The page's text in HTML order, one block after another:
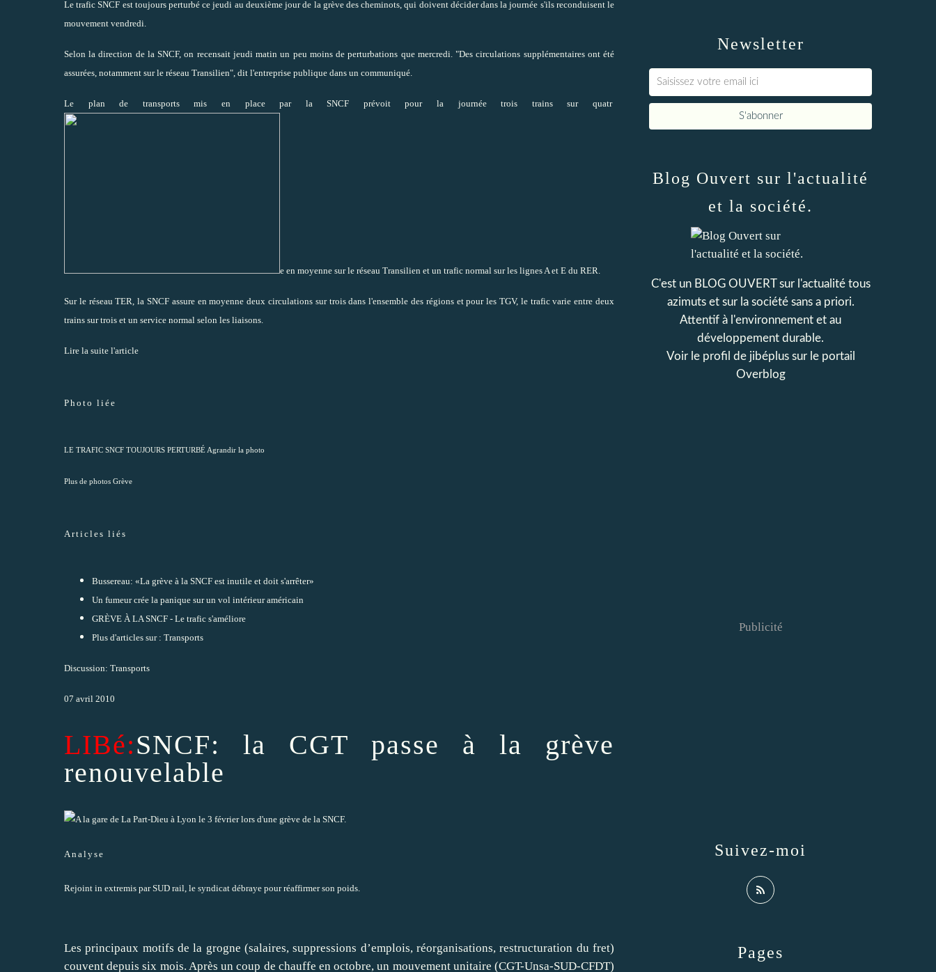
Le trafic SNCF est toujours perturbé ce jeudi au deuxième jour de la grève des cheminots, qui doivent décider dans la journée s'ils reconduisent le
mouvement vendredi.
Selon la direction de la SNCF, on recensait jeudi matin un peu moins de perturbations que mercredi. "Des circulations supplémentaires ont été
assurées, notamment sur le réseau Transilien", dit l'entreprise publique dans un communiqué.
Le plan de transports mis en place par la SNCF prévoit pour la journée trois trains sur quatr
e en moyenne sur le réseau Transilien et un trafic normal sur les lignes A et E du RER.
Sur le réseau TER, la SNCF assure en moyenne deux circulations sur trois dans l'ensemble des régions et pour les TGV, le trafic varie entre deux
trains sur trois et un service normal selon les liaisons.
Lire la suite l'article
Photo liée
LE TRAFIC SNCF TOUJOURS PERTURBÉAgrandir la photo
Plus de photos Grève
Articles liés
Bussereau: «La grève à la SNCF est inutile et doit s'arrêter»
Un fumeur crée la panique sur un vol intérieur américain
GRÈVE À LA SNCF - Le trafic s'améliore
Plus d'articles sur : Transports
Discussion: Transports
07 avril 2010
LIBé:SNCF: la CGT passe à la grève
renouvelable
Analyse
Rejoint in extremis par SUD rail, le syndicat débraye pour réaffirmer son poids.
Les principaux motifs de la grogne (salaires, suppressions d’emplois, réorganisations, restructuration du fret)
couvent depuis six mois. Après un coup de chauffe en octobre, un mouvement unitaire (CGT-Unsa-SUD-CFDT)
Newsletter
Pages
Blog Ouvert sur l'actualité
et la société.
C'est un BLOG OUVERT sur l'actualité tous
azimuts et sur la société sans a priori.
Attentif à l'environnement et au
développement durable.
Voir le profil de jibéplussur le portail
Overblog
Suivez-moi
Publicité